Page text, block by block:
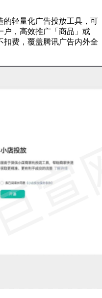
的轻量化广告投放工具，可
户，高效推广「商品」或
扣费，覆盖腾讯广告内外全